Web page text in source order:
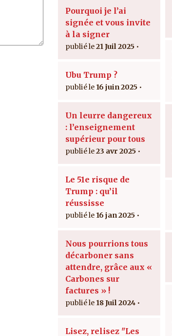
Pourquoi je l’ai
signée et vous invite
à la signer
21 Juil 2025
Ubu Trump ?
16 juin 2025
Un leurre dangereux
: l’enseignement
supérieur pour tous
23 avr 2025
Le 51e risque de
Trump : qu’il
réussisse
16 jan 2025
Nous pourrions tous
décarboner sans
attendre, grâce aux «
Carbones sur
factures » !
18 Juil 2024
Lisez, relisez "Les